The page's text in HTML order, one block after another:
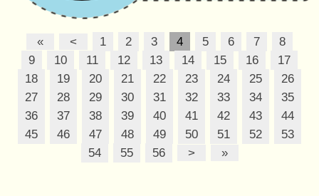
« < 1 2 3 4 5 6 7
8
9
10 11 12 13 14 15 16
17
18
19 20 21 22 23 24 25
26
27
28 29 30 31 32 33 34
35
36
37 38 39 40 41 42 43
44
45
46 47 48 49 50 51 52
53
54
55 56 > »